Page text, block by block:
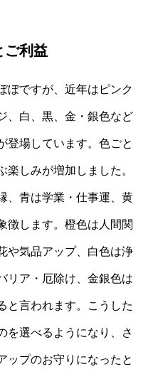
ご利益
ぼですが、近年はピンク
、白、黒、金・銀色など
登場しています。色ごと
しみが増加しました。
、青は学業・仕事運、黄
徴します。橙色は人間関
や気品アップ、白色は浄
リア・厄除け、金銀色は
と言われます。こうした
を選べるようになり、さ
ップのお守りになったと